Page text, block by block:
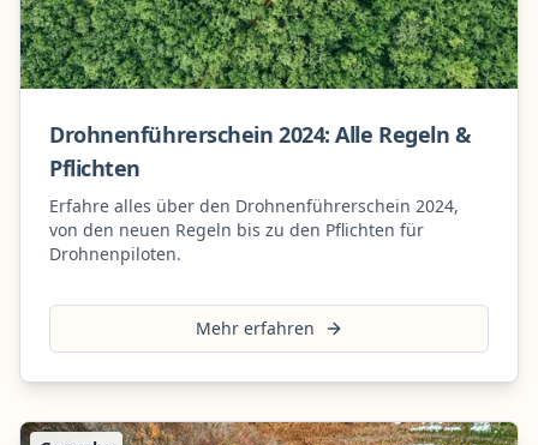
Drohnenführerschein 2024: Alle Regeln &
Pflichten
Erfahre alles über den Drohnenführerschein 2024,
von den neuen Regeln bis zu den Pflichten für
Drohnenpiloten.
Mehr erfahren